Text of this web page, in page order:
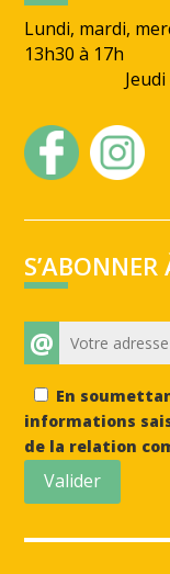
Lundi, mardi,
Jeudi de
@
En
informations
de la relation
Valider